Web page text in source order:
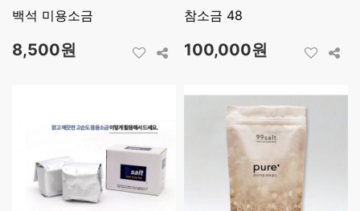
백석 미용소금
8,500원
참소금 48
100,000원